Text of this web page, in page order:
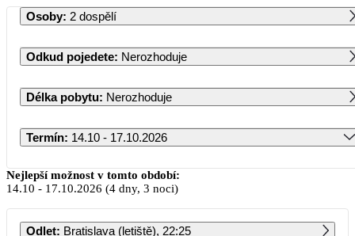
Osoby: 2 dospělí
Odkud pojedete: Nerozhoduje
Délka pobytu: Nerozhoduje
Termín: 14.10 - 17.10.2026
Říjen 2026
PO ÚT ST ČT PÁ SO NE
Nejlepší možnost v tomto období:
14.10 - 17.10.2026 (4 dny, 3 noci)
Odlet: Bratislava (letiště), 22:25